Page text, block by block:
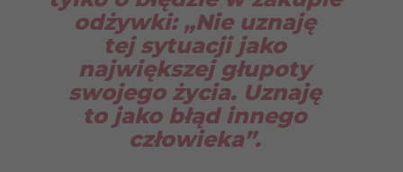
odżywki: „Nie uznaję
tej sytuacji jako
największej głupoty
swojego życia. Uznaję
to jako błąd innego
człowieka”.